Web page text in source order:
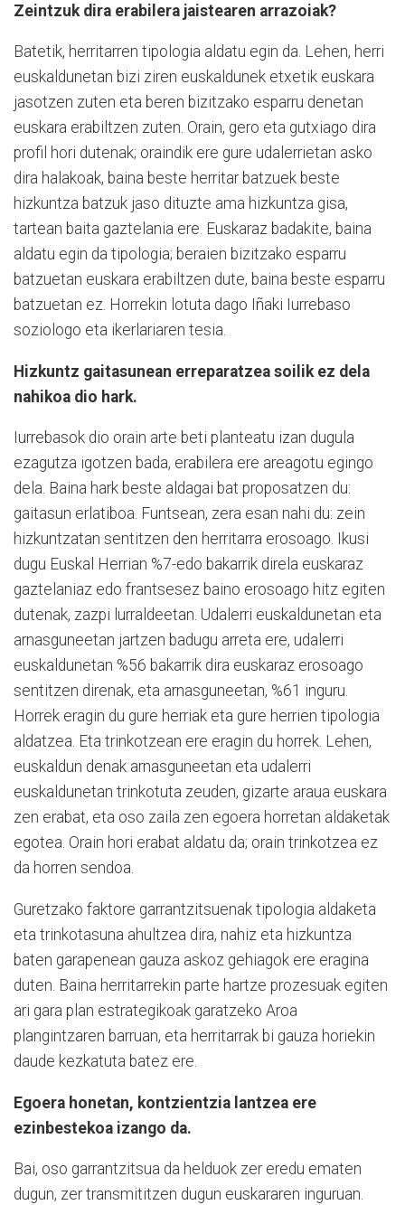
Zeintzuk dira erabilera jaistearen arrazoiak?
Batetik, herritarren tipologia aldatu egin da. Lehen, herri
euskaldunetan bizi ziren euskaldunek etxetik euskara
jasotzen zuten eta beren bizitzako esparru denetan
euskara erabiltzen zuten. Orain, gero eta gutxiago dira
profil hori dutenak; oraindik ere gure udalerrietan asko
dira halakoak, baina beste herritar batzuek beste
hizkuntza batzuk jaso dituzte ama hizkuntza gisa,
tartean baita gaztelania ere. Euskaraz badakite, baina
aldatu egin da tipologia; beraien bizitzako esparru
batzuetan euskara erabiltzen dute, baina beste esparru
batzuetan ez. Horrekin lotuta dago Iñaki Iurrebaso
soziologo eta ikerlariaren tesia.
Hizkuntz gaitasunean erreparatzea soilik ez dela
nahikoa dio hark.
Iurrebasok dio orain arte beti planteatu izan dugula
ezagutza igotzen bada, erabilera ere areagotu egingo
dela. Baina hark beste aldagai bat proposatzen du:
gaitasun erlatiboa. Funtsean, zera esan nahi du: zein
hizkuntzatan sentitzen den herritarra erosoago. Ikusi
dugu Euskal Herrian %7-edo bakarrik direla euskaraz
gaztelaniaz edo frantsesez baino erosoago hitz egiten
dutenak, zazpi lurraldeetan. Udalerri euskaldunetan eta
arnasguneetan jartzen badugu arreta ere, udalerri
euskaldunetan %56 bakarrik dira euskaraz erosoago
sentitzen direnak, eta arnasguneetan, %61 inguru.
Horrek eragin du gure herriak eta gure herrien tipologia
aldatzea. Eta trinkotzean ere eragin du horrek. Lehen,
euskaldun denak arnasguneetan eta udalerri
euskaldunetan trinkotuta zeuden, gizarte araua euskara
zen erabat, eta oso zaila zen egoera horretan aldaketak
egotea. Orain hori erabat aldatu da; orain trinkotzea ez
da horren sendoa.
Guretzako faktore garrantzitsuenak tipologia aldaketa
eta trinkotasuna ahultzea dira, nahiz eta hizkuntza
baten garapenean gauza askoz gehiagok ere eragina
duten. Baina herritarrekin parte hartze prozesuak egiten
ari gara plan estrategikoak garatzeko Aroa
plangintzaren barruan, eta herritarrak bi gauza horiekin
daude kezkatuta batez ere.
Egoera honetan, kontzientzia lantzea ere
ezinbestekoa izango da.
Bai, oso garrantzitsua da helduok zer eredu ematen
dugun, zer transmititzen dugun euskararen inguruan.